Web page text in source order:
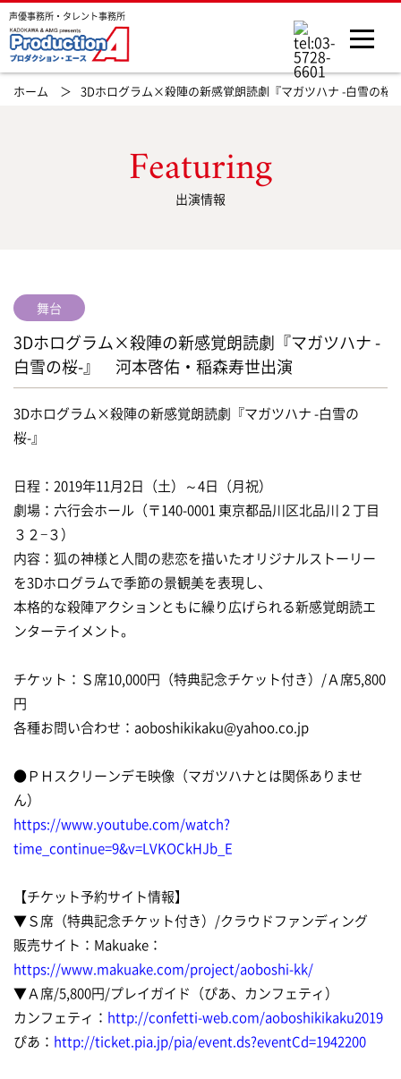
声優事務所・タレント事務所
ホーム ＞ 3Dホログラム×殺陣の新感覚朗読劇『マガツハナ -白雪の
Featuring
出演情報
舞台
3Dホログラム×殺陣の新感覚朗読劇『マガツハナ -
白雪の桜-』 河本啓佑・稲森寿世出演
3Dホログラム×殺陣の新感覚朗読劇『マガツハナ -白雪の
桜-』
日程：2019年11月2日（土）～4日（月祝）
劇場：六行会ホール（〒140-0001 東京都品川区北品川２丁目
３２−３）
内容：狐の神様と人間の悲恋を描いたオリジナルストーリー
を3Dホログラムで季節の景観美を表現し、
本格的な殺陣アクションともに繰り広げられる新感覚朗読エ
ンターテイメント。
チケット：Ｓ席10,000円（特典記念チケット付き）/Ａ席5,800
円
各種お問い合わせ：aoboshikikaku@yahoo.co.jp
●ＰＨスクリーンデモ映像（マガツハナとは関係ありませ
ん）
https://www.youtube.com/watch?
time_continue=9&v=LVKOCkHJb_E
【チケット予約サイト情報】
▼Ｓ席（特典記念チケット付き）/クラウドファンディング
販売サイト：Makuake：
https://www.makuake.com/project/aoboshi-kk/
▼Ａ席/5,800円/プレイガイド（ぴあ、カンフェティ）
カンフェティ： http://confetti-web.com/aoboshikikaku2019
ぴあ： http://ticket.pia.jp/pia/event.ds?eventCd=1942200